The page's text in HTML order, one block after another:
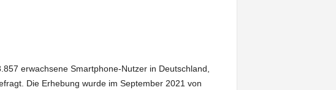
erwachsene Smartphone-Nutzer in Deutschland,
Die Erhebung wurde im September 2021 von